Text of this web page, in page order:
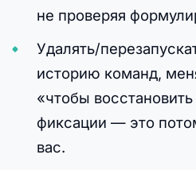
не проверяя
Удалять/
историю команд,
«чтобы
фиксации — это
вас.